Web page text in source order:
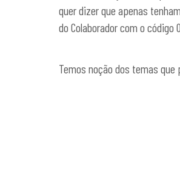
quer dizer que apenas
do Colaborador com o código
Temos noção dos temas